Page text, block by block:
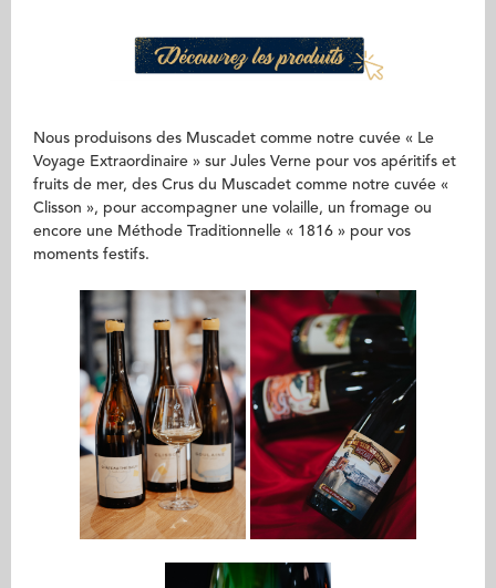
Nous produisons des Muscadet comme notre cuvée « Le
Voyage Extraordinaire » sur Jules Verne pour vos apéritifs et
fruits de mer, des Crus du Muscadet comme notre cuvée «
Clisson », pour accompagner une volaille, un fromage ou
encore une Méthode Traditionnelle « 1816 » pour vos
moments festifs.